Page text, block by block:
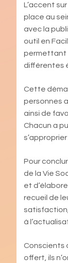
L’accent
place au
avec la
outil en
permettant
différentes
Cette
personnes
ainsi de
Chacun a
Pour
de la Vie
et
recueil de
à
Conscients
offert, ils